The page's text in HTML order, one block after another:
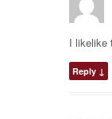
I likelike
Reply ↓